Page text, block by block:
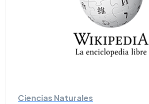
Ciencias Naturales